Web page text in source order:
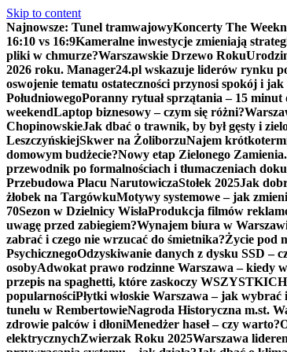
Skip to content
Najnowsze: Tunel tramwajowyKoncerty The
16:10 vs 16:9Kameralne inwestycje zmieniają
pliki w chmurze?Warszawskie Drzewo Roku
2026 roku. Manager24.pl wskazuje liderów rynku
oswojenie tematu ostateczności przynosi spokój i jak
PołudniowegoPoranny rytuał sprzątania – 15 minut
weekendLaptop biznesowy – czym się różni?
ChopinowskieJak dbać o trawnik, by był gęsty i
LeszczyńskiejSkwer na ŻoliborzuNajem
domowym budżecie?Nowy etap Zielonego
przewodnik po formalnościach i tłumaczeniach
Przebudowa Placu NarutowiczaStołek 2025Jak
żłobek na TargówkuMotywy systemowe – jak
70Sezon w Dzielnicy WisłaProdukcja filmów
uwagę przed zabiegiem?Wynajem biura w
zabrać i czego nie wrzucać do śmietnika?Życie pod
PsychicznegoOdzyskiwanie danych z dysku SSD –
osobyAdwokat prawo rodzinne Warszawa – kiedy
przepis na spaghetti, które zaskoczy
popularnościPłytki włoskie Warszawa – jak wybrać
tunelu w RembertowieNagroda Historyczna m.st.
zdrowie palców i dłoniMenedżer haseł – czy warto?
elektrycznychZwierzak Roku 2025Warszawa